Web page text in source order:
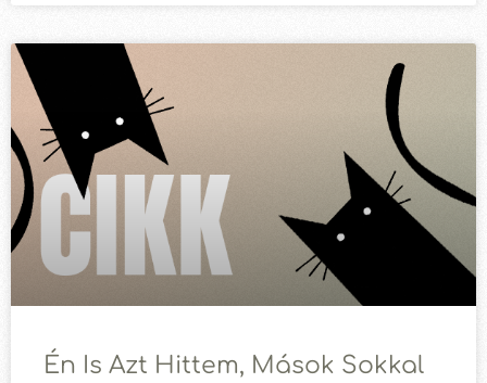
Én Is Azt Hittem, Mások Sokkal